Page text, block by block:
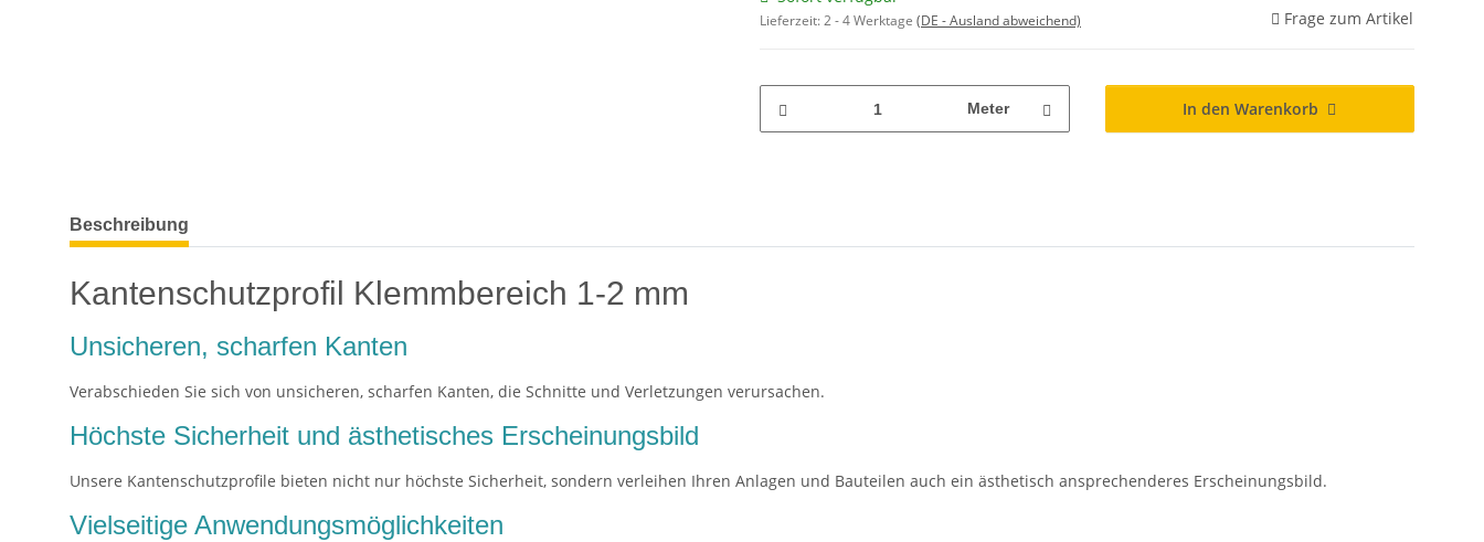
Lieferzeit:2 - 4 Werktage (DE - Ausland abweichend) Frage zum Artikel
Meter In den Warenkorb
weitere Registerkarten anzeigen
Beschreibung
Kantenschutzprofil Klemmbereich 1-2 mm
Unsicheren, scharfen Kanten
Verabschieden Sie sich von unsicheren, scharfen Kanten, die Schnitte und Verletzungen verursachen.
Höchste Sicherheit und ästhetisches Erscheinungsbild
Unsere Kantenschutzprofile bieten nicht nur höchste Sicherheit, sondern verleihen Ihren Anlagen und Bauteilen auch ein ästhetisch ansprechenderes Erscheinungsbild.
Vielseitige Anwendungsmöglichkeiten